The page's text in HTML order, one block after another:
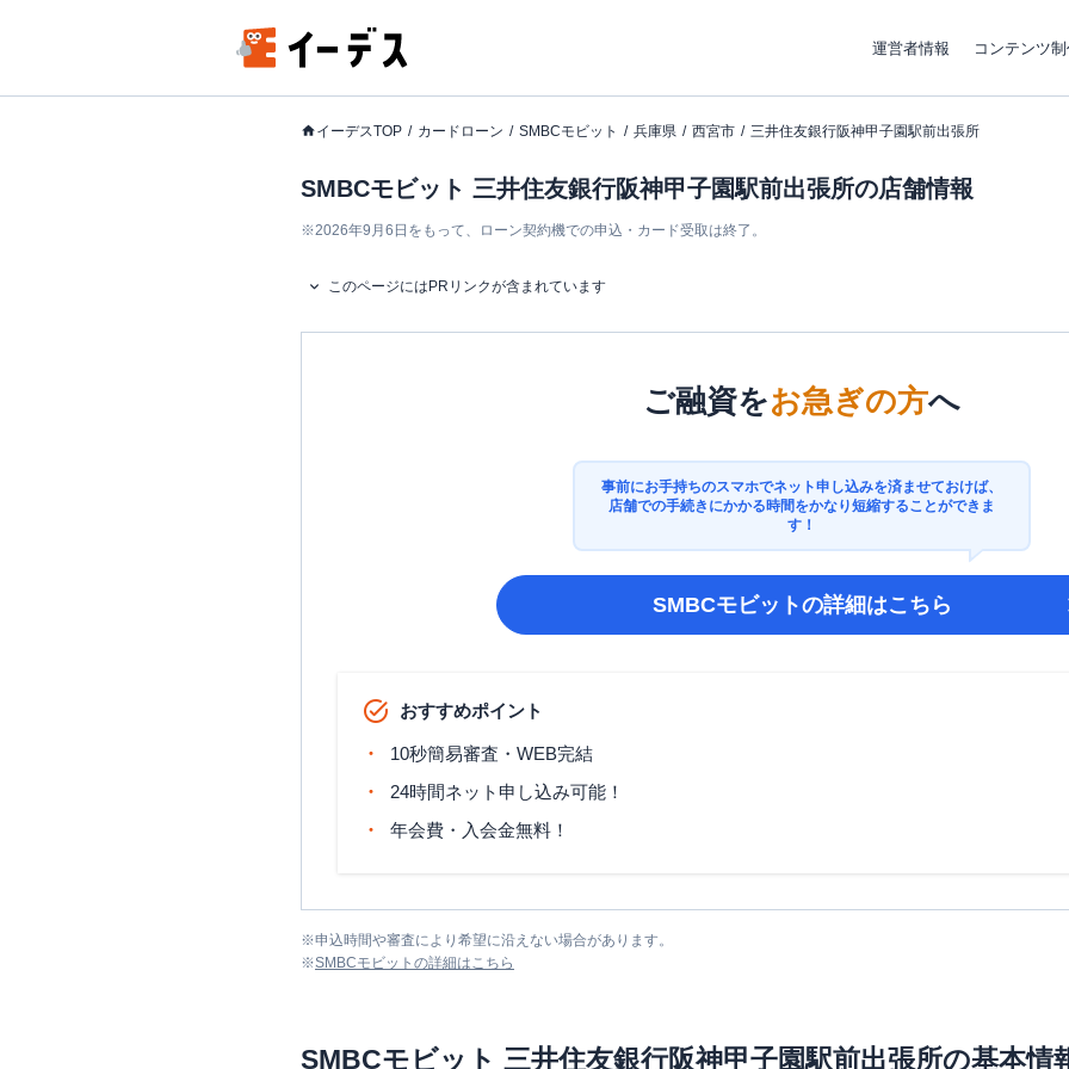
運営者情報 コンテンツ
イーデスTOP カードローン SMBCモビット 兵庫県 西宮市 三井住友銀行阪神甲子園駅前出張所
SMBCモビット 三井住友銀行阪神甲子園駅前出張所の店舗情報
※2026年9月6日をもって、ローン契約機での申込・カード受取は終了。
このページにはPRリンクが含まれています
ご融資をお急ぎの方へ
事前にお手持ちのスマホでネット申し込みを済ませておけば、
店舗での手続きにかかる時間をかなり短縮することができま
す！
SMBCモビットの詳細はこちら
おすすめポイント
10秒簡易審査・WEB完結
24時間ネット申し込み可能！
年会費・入会金無料！
※申込時間や審査により希望に沿えない場合があります。
※SMBCモビット の詳細はこちら
SMBCモビット 三井住友銀行阪神甲子園駅前出張所の基本情